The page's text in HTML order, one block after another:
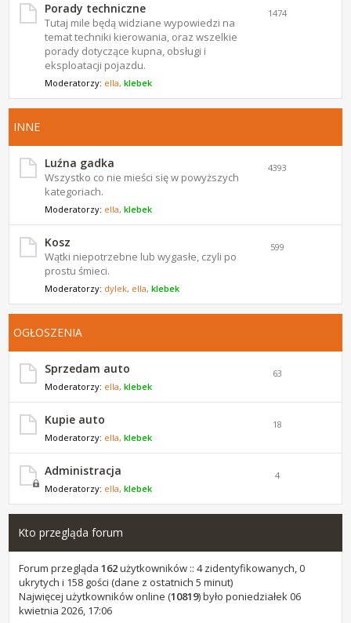
Porady techniczne
Tutaj mile będą widziane wypowiedzi na
temat techniki kierowania, oraz wszelkie
porady dotyczące kupna, obsługi i
eksploatacji pojazdu.
Moderatorzy: ella,klebek
1474
INNE
Luźna gadka
Wszystko co nie mieści się w powyższych
kategoriach.
Moderatorzy: ella,klebek
4393
Kosz
Wątki niepotrzebne lub wygasłe, czyli po
prostu śmieci.
Moderatorzy: dylek, ella,klebek
599
OGŁOSZENIA
Sprzedam auto
Moderatorzy: ella,klebek
63
Kupie auto
Moderatorzy: ella,klebek
18
Administracja
Moderatorzy: ella,klebek
4
Kto przegląda forum
Forum przegląda162użytkowników :: 4 zidentyfikowanych, 0
ukrytych i 158 gości (dane z ostatnich 5 minut)
Najwięcej użytkowników online (10819) było poniedziałek 06
kwietnia 2026, 17:06